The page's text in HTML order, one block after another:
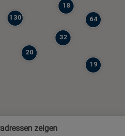
64
130
19
18
32
20
zeigen